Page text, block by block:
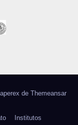
de Themeansar
Institutos